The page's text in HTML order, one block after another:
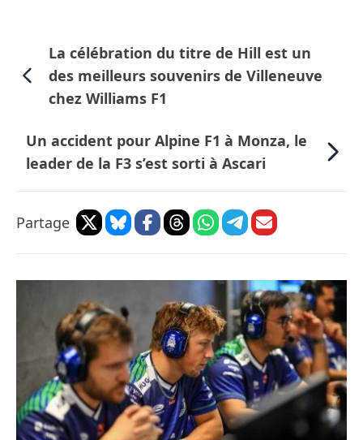
La célébration du titre de Hill est un
des meilleurs souvenirs de Villeneuve
chez Williams F1
Un accident pour Alpine F1 à Monza, le
leader de la F3 s’est sorti à Ascari
Partage